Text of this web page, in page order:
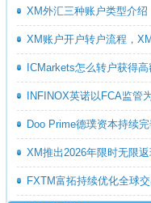
XM外汇三种账户类型介绍